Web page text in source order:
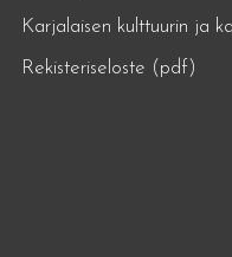
Karjalaisen kulttuurin ja
Rekisteriseloste (pdf)